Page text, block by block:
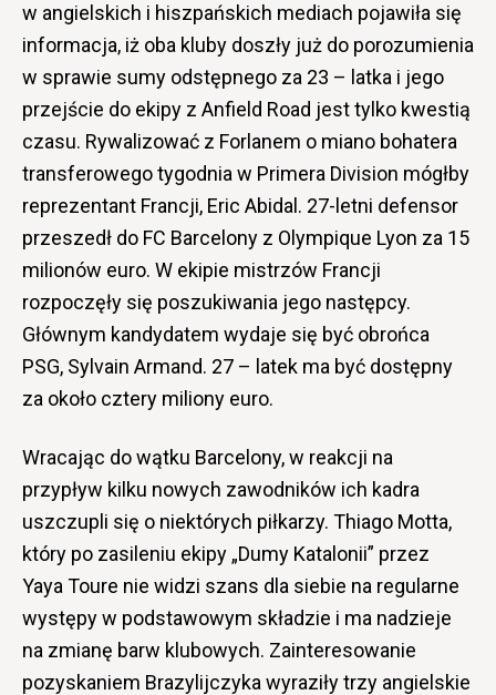
w angielskich i hiszpańskich mediach pojawiła się
informacja, iż oba kluby doszły już do porozumienia
w sprawie sumy odstępnego za 23 – latka i jego
przejście do ekipy z Anfield Road jest tylko kwestią
czasu. Rywalizować z Forlanem o miano bohatera
transferowego tygodnia w Primera Division mógłby
reprezentant Francji, Eric Abidal. 27-letni defensor
przeszedł do FC Barcelony z Olympique Lyon za 15
milionów euro. W ekipie mistrzów Francji
rozpoczęły się poszukiwania jego następcy.
Głównym kandydatem wydaje się być obrońca
PSG, Sylvain Armand. 27 – latek ma być dostępny
za około cztery miliony euro.
Wracając do wątku Barcelony, w reakcji na
przypływ kilku nowych zawodników ich kadra
uszczupli się o niektórych piłkarzy. Thiago Motta,
który po zasileniu ekipy „Dumy Katalonii” przez
Yaya Toure nie widzi szans dla siebie na regularne
występy w podstawowym składzie i ma nadzieje
na zmianę barw klubowych. Zainteresowanie
pozyskaniem Brazylijczyka wyraziły trzy angielskie